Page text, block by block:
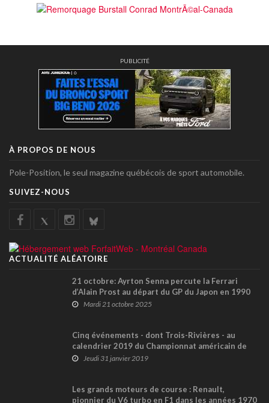
PUBLICITÉ
À PROPOS DE NOUS
Pole-Position, le seul magazine québécois de sport automobile.
SUIVEZ-NOUS
ACTUALITÉ ALÉATOIRE
21 octobre: Ayrton Senna percute la Ferrari
d’Alain Prost au départ du GP du Japon en 1990
Mardi 21 octobre 2025
Cinq événements - dont Trois-Rivières - au
calendrier 2019 du Championnat américain de
Rallycross
Jeudi 31 janvier 2019
Les grands moteurs de course : Renault,
pionnier du V6 turbo en F1 dans les années 1970